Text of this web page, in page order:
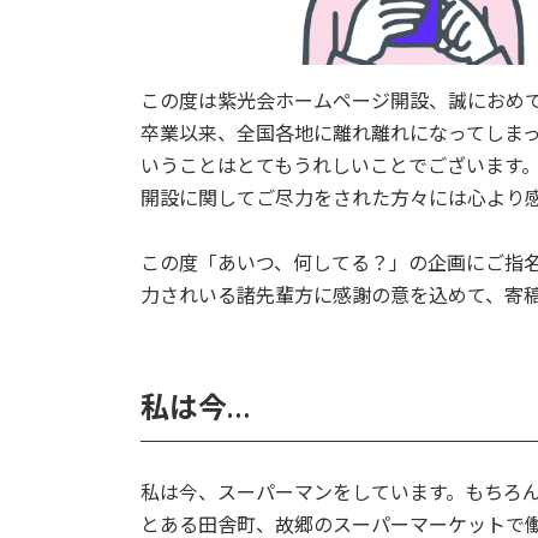
この度は紫光会ホームページ開設、誠におめ
卒業以来、全国各地に離れ離れになってしま
いうことはとてもうれしいことでございま
開設に関してご尽力をされた方々には心よ
この度「あいつ、何してる？」の企画にご
力されいる諸先輩方に感謝の意を込め
私は今…
私は今、スーパーマンをしています。もちろ
とある田舎町、故郷のスーパーマーケット